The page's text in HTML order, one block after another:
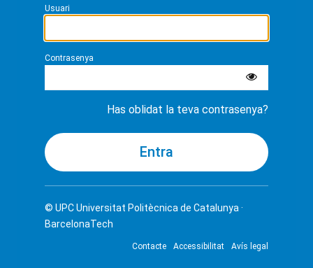
Usuari
Contrasenya
Has oblidat la teva contrasenya?
© UPCUniversitat Politècnica de Catalunya ·
BarcelonaTech
Contacte Accessibilitat Avís legal